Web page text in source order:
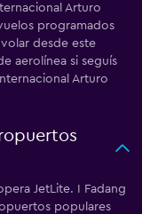
Arturo
programados
desde este
aerolínea si seguís
Arturo
JetLite. I Fadang
populares